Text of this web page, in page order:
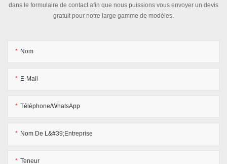
dans le formulaire de contact afin que nous puissions vous envoyer un devis
gratuit pour notre large gamme de modèles.
Nom
E-Mail
Téléphone/WhatsApp
Nom De L&#39;entreprise
Teneur